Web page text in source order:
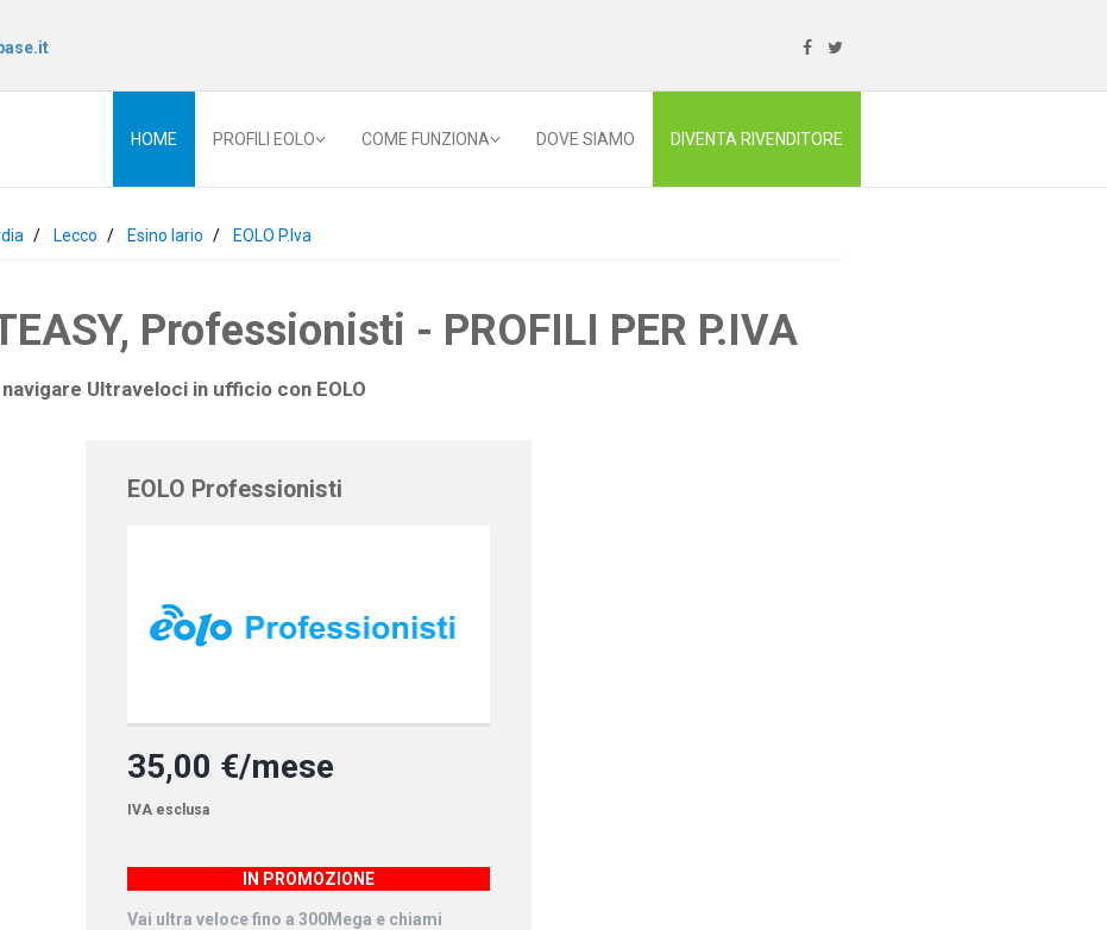
HOME PROFILI EOLO COME FUNZIONA DOVE SIAMO DIVENTA RIVENDITORE
Lecco Esino lario EOLO P.Iva
Professionisti - PROFILI PER P.IVA
Ultraveloci in ufficio con EOLO
EOLO Professionisti
35,00 €/mese
IVA esclusa
IN PROMOZIONE
Vai ultra veloce fino a 300Mega e chiami